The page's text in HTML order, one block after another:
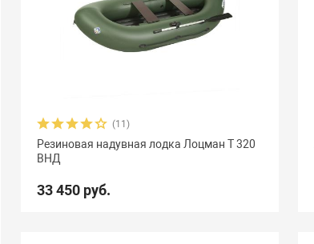
(11)
Резиновая надувная лодка Лоцман Т 320
ВНД
33 450 руб.